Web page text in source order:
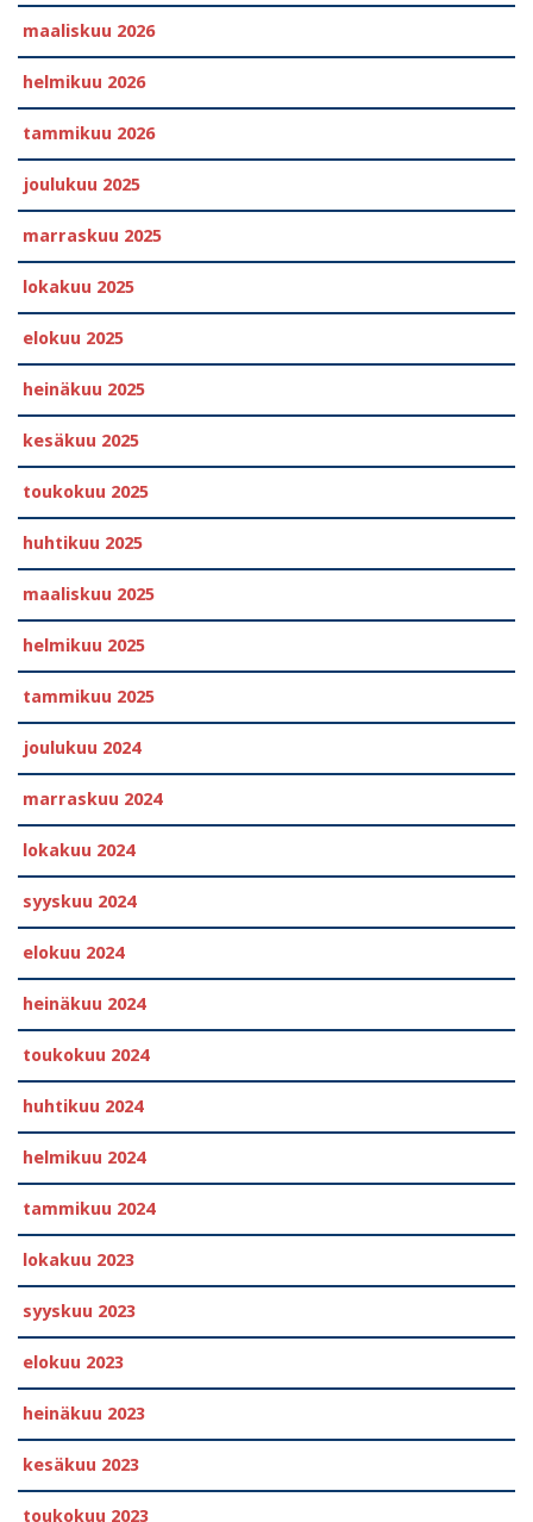
maaliskuu 2026
helmikuu 2026
tammikuu 2026
joulukuu 2025
marraskuu 2025
lokakuu 2025
elokuu 2025
heinäkuu 2025
kesäkuu 2025
toukokuu 2025
huhtikuu 2025
maaliskuu 2025
helmikuu 2025
tammikuu 2025
joulukuu 2024
marraskuu 2024
lokakuu 2024
syyskuu 2024
elokuu 2024
heinäkuu 2024
toukokuu 2024
huhtikuu 2024
helmikuu 2024
tammikuu 2024
lokakuu 2023
syyskuu 2023
elokuu 2023
heinäkuu 2023
kesäkuu 2023
toukokuu 2023